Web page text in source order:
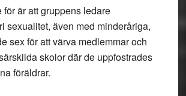
för är att gruppens ledare
sexualitet, även med minderåriga,
sex för att värva medlemmar och
skolor där de uppfostrades
föräldrar.